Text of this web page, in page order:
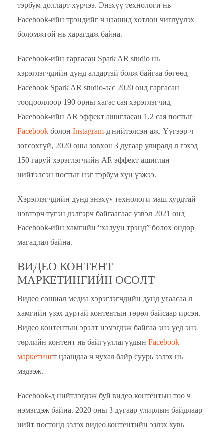
тэрбум долларт хүрчээ. Энэхүү технологи нь
Facebook-ийн трэндийг ч цаашид хөтлөн чиглүүлэх
боломжтой нь харагдаж байна.
Facebook-ийн гаргасан Spark AR studio нь
хэрэглэгчдийн дунд алдартай болж байгаа бөгөөд
Facebook Spark AR studio-аас 2020 онд гаргасан
тооцооллоор 190 орны хагас сая хэрэглэгчид
Facebook-ийн AR эффект ашигласан 1.2 сая постыг
Facebook болон Instagram-д нийтэлсэн аж. Үүгээр ч
зогсохгүй, 2020 оны зөвхөн 3 дугаар улиралд л гэхэд
150 гаруй хэрэглэгчийн AR эффект ашиглан
нийтэлсэн постыг нэг тэрбум хүн үзжээ.
Хэрэглэгчдийн дунд энэхүү технологи маш хурдтай
нэвтэрч түгэн дэлгэрч байгаагаас үзвэл 2021 онд
Facebook-ийн хамгийн “халуун трэнд” болох өндөр
магадлал байна.
ВИДЕО КОНТЕНТ
МАРКЕТИНГИЙН ӨСӨЛТ
Видео сошиал медиа хэрэглэгчдийн дунд угаасаа л
хамгийн үзэх дуртай контентын төрөл байсаар ирсэн.
Видео контентын эрэлт нэмэгдэж байгаа энэ үед энэ
төрлийн контент нь байгууллагуудын Facebook
маркетингт цаашдаа ч чухал байр суурь эзлэх нь
мэдээж.
Facebook-д нийтлэгдэж буй видео контентын тоо ч
нэмэгдэж байна. 2020 оны 3 дугаар улирлын байдлаар
нийт постонд эзлэх видео контентийн эзлэх хувь